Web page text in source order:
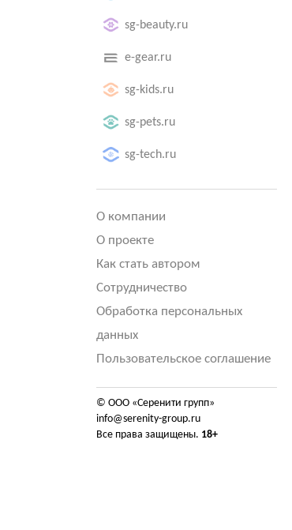
sg-beauty.ru
e-gear.ru
sg-kids.ru
sg-pets.ru
sg-tech.ru
О компании
О проекте
Как стать автором
Сотрудничество
Обработка персональных
данных
Пользовательское соглашение
© ООО «Серенити групп»
info@serenity-group.ru
Все права защищены. 18+